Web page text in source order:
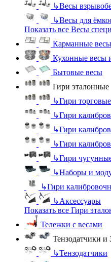
↳Весы
↳Весы для
Показать все Весы
Карманные весы
Кухонные весы
Бытовые весы
Гири эталонные
↳Гири
↳Гири
↳Гири
↳Гири
↳Гири
↳Наборы и
↳Гири
↳Аксессуары
Показать все Гири
Тележки с весами
Тензодатчики
↳Тензодатчики